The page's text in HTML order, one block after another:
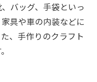
バッグ、手袋といっ
具や車の内装などに
、手作りのクラフト